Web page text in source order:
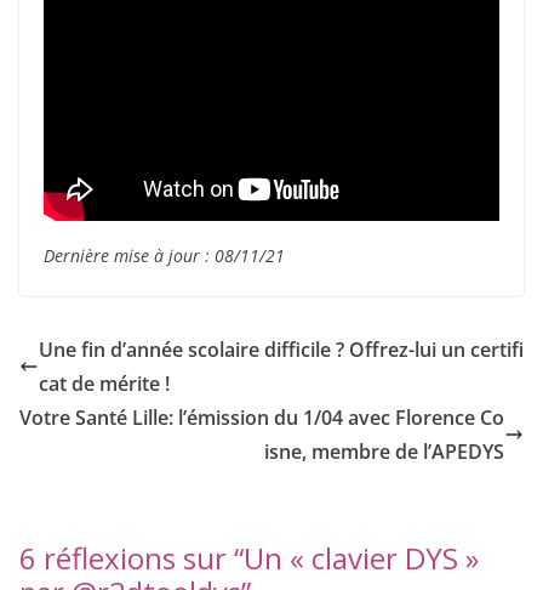
Dernière mise à jour : 08/11/21
Une fin d’année scolaire difficile ? Offrez-lui un certifi
cat de mérite !
Votre Santé Lille: l’émission du 1/04 avec Florence Co
isne, membre de l’APEDYS
6 réflexions sur “Un « clavier DYS »